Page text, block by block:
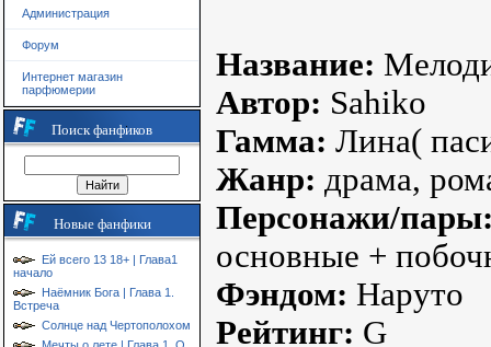
Администрация
Форум
Интернет магазин
парфюмерии
Поиск фанфиков
Новые фанфики
Ей всего 13 18+ | Глава1
начало
Наёмник Бога | Глава 1.
Встреча
Солнце над Чертополохом
Название:
Автор: Sahiko
Гамма: Лина(
Жанр: драма,
Персонажи/
основные +
Фэндом: Наруто
Рейтинг: G